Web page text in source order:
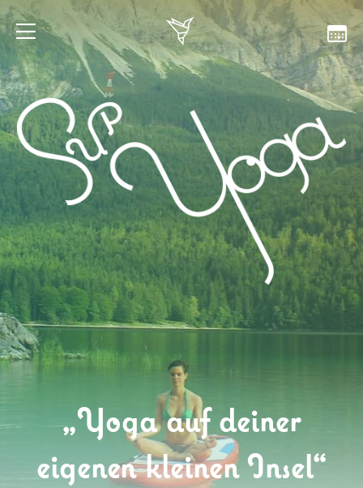
Stunden
Videos
Konzept
Verwendung von Cookies
Datenschutz
Geschäftsbedingungen
Fragen
Impressum und Kontakt
„Yoga auf deiner
eigenen kleinen Insel“